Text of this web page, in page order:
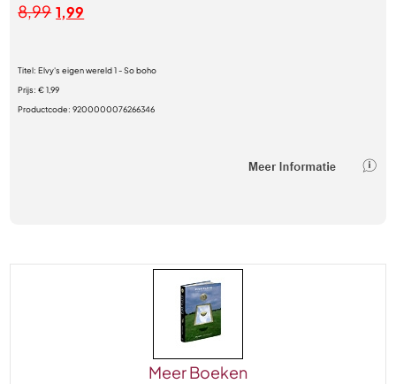
8,99 1,99
Titel:Elvy's eigen wereld 1 - So boho
Prijs:€ 1,99
Productcode:9200000076266346
Meer Boeken